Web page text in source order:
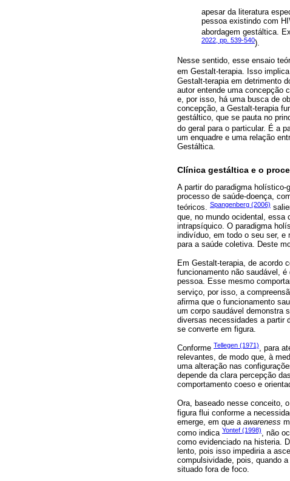
apesar da literatura
pessoa existindo com
abordagem gestáltica.
2022, pp. 539-540).
Nesse sentido, esse ensaio
em Gestalt-terapia. Isso
Gestalt-terapia em detrimento
autor entende uma concepção
e, por isso, há uma busca de
concepção, a Gestalt-terapia
gestáltico, que se pauta no
do geral para o particular. É a
um enquadre e uma relação
Gestáltica.
Clínica gestáltica e o
A partir do paradigma
processo de saúde-doença,
teóricos. Spangenberg (2006)
que, no mundo ocidental, essa
intrapsíquico. O paradigma
indivíduo, em todo o seu ser, e
para a saúde coletiva. Deste
Em Gestalt-terapia, de acordo
funcionamento não saudável,
pessoa. Esse mesmo
serviço, por isso, a
afirma que o funcionamento
um corpo saudável demonstra
diversas necessidades a partir
se converte em figura.
Conforme Tellegen (1971), para
relevantes, de modo que, à
uma alteração nas
depende da clara percepção
comportamento coeso e
Ora, baseado nesse conceito,
figura flui conforme a
emerge, em que a awareness
como indica Yontef (1998), não
como evidenciado na histeria.
lento, pois isso impediria a
compulsividade, pois, quando
situado fora de foco.